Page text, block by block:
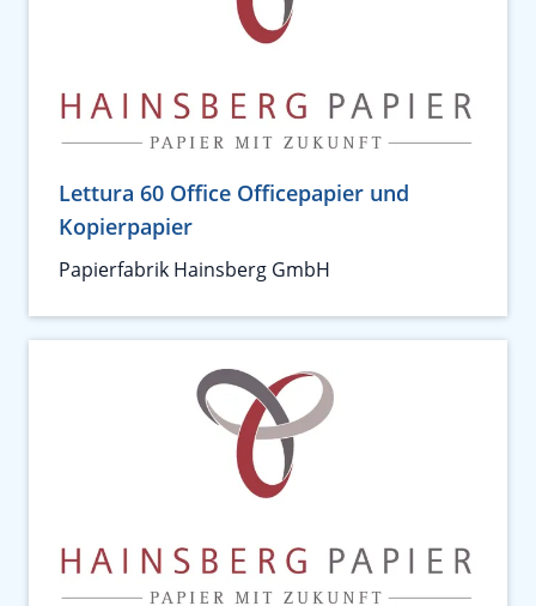
Lettura 60 Office Officepapier und
Kopierpapier
Papierfabrik Hainsberg GmbH